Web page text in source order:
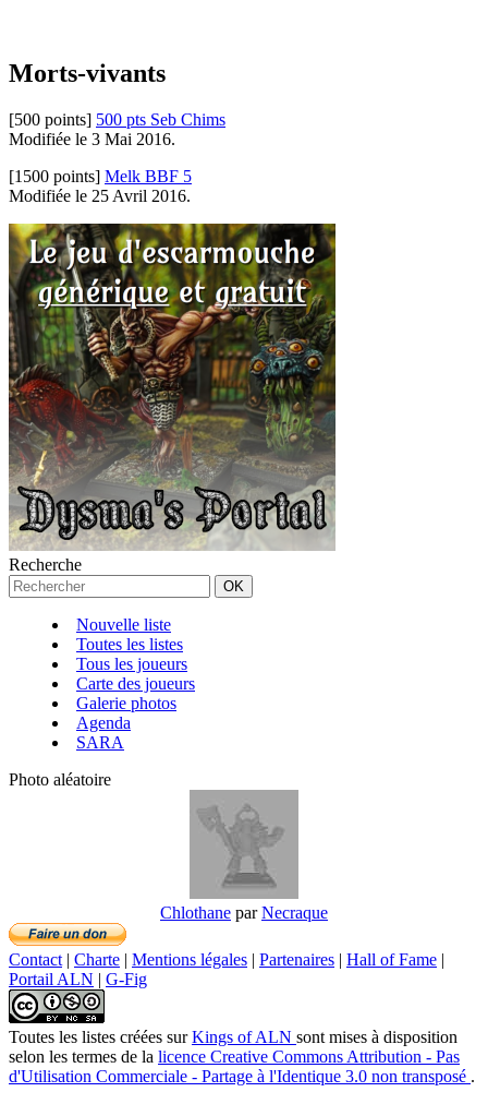
Morts-vivants
[500 points] 500 pts Seb Chims
Modifiée le 3 Mai 2016.
[1500 points] Melk BBF 5
Modifiée le 25 Avril 2016.
Recherche
Nouvelle liste
Toutes les listes
Tous les joueurs
Carte des joueurs
Galerie photos
Agenda
SARA
Photo aléatoire
Chlothane parNecraque
Contact | Charte | Mentions légales | Partenaires | Hall of Fame |
Portail ALN | G-Fig
Toutes les listes créées surKings of ALN sont mises à disposition
selon les termes de la licence Creative Commons Attribution - Pas
d'Utilisation Commerciale - Partage à l'Identique 3.0 non transposé .